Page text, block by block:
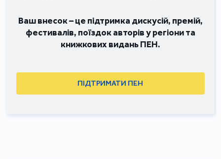
Ваш внесок – це підтримка дискусій, премій,
фестивалів, поїздок авторів у регіони та
книжкових видань ПЕН.
ПІДТРИМАТИ ПЕН